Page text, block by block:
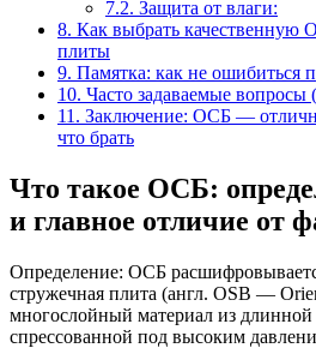
7.2. Защита от влаги:
8. Как выбрать качественную
плиты
9. Памятка: как не ошибиться
10. Часто задаваемые вопросы
11. Заключение: ОСБ —
что брать
Что такое ОСБ:
и главное отличие от
Определение: ОСБ
стружечная плита (англ. OSB —
многослойный материал из длинной
спрессованной под высоким